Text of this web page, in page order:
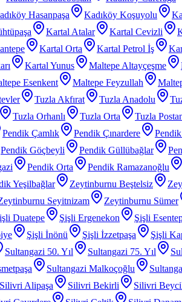
Hasanpaşa Kadıköy Koşuyolu
Kartal Atalar Kartal Cevizli
Kartal Orta Kartal Petrol İş
Kartal Yunus Maltepe Altayçeşme
Esenkent Maltepe Feyzullah
Tuzla Akfırat Tuzla Anadolu
Tuzla Orhanlı Tuzla Orta Tuzla
Pendik Çamlık Pendik Çınardere
Pendik Göçbeyli Pendik Güllübağlar
Pendik Orta Pendik Ramazanoğlu
Yeşilbağlar Zeytinburnu Beştelsiz
Seyitnizam Zeytinburnu Sümer
Duatepe Şişli Ergenekon Şişli
Şişli İnönü Şişli İzzetpaşa Şişli
Sultangazi 50. Yıl Sultangazi 75. Yıl
Sultangazi Malkoçoğlu
Silivri Alipaşa Silivri Bekirli Silivri